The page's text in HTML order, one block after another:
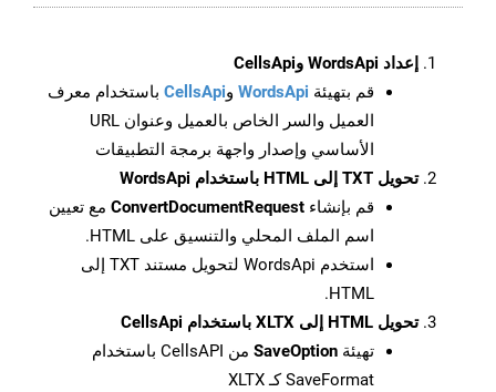
إعداد WordsApi وCellsApi
قم بتهيئة WordsApi وCellsApi باستخدام معرف
العميل والسر الخاص بالعميل وعنوان URL
الأساسي وإصدار واجهة برمجة التطبيقات
تحويل TXT إلى HTML باستخدام WordsApi
قم بإنشاء ConvertDocumentRequest مع تعيين
اسم الملف المحلي والتنسيق على HTML.
استخدم WordsApi لتحويل مستند TXT إلى
HTML.
تحويل HTML إلى XLTX باستخدام CellsApi
تهيئة SaveOption
من CellsAPI باستخدام
SaveFormat كـ XLTX